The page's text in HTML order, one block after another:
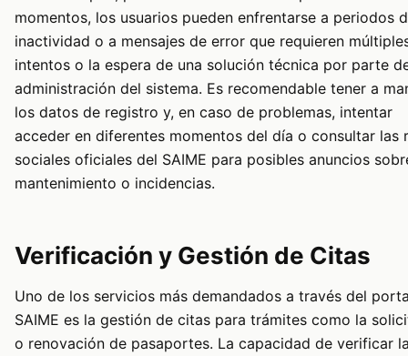
momentos, los usuarios pueden enfrentarse a periodos
inactividad o a mensajes de error que requieren
intentos o la espera de una solución técnica por parte
administración del sistema. Es recomendable tener a
los datos de registro y, en caso de problemas, intentar
acceder en diferentes momentos del día o consultar las
sociales oficiales del SAIME para posibles anuncios
mantenimiento o incidencias.
Verificación y Gestión de Citas
Uno de los servicios más demandados a través del
SAIME es la gestión de citas para trámites como la
o renovación de pasaportes. La capacidad de verificar